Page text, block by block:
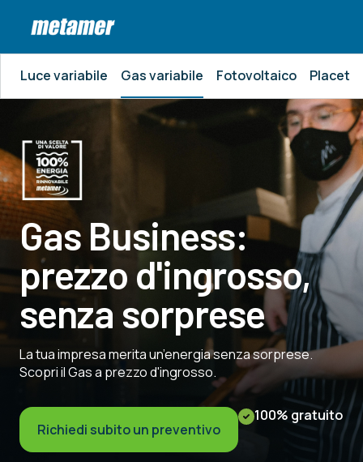
Luce variabile Gas variabile Fotovoltaico Placet
Gas Business:
prezzo d'ingrosso,
senza sorprese
La tua impresa merita un’energia senza sorprese.
Scopri il Gas a prezzo d'ingrosso.
Richiedi subito un preventivo
100% gratuito